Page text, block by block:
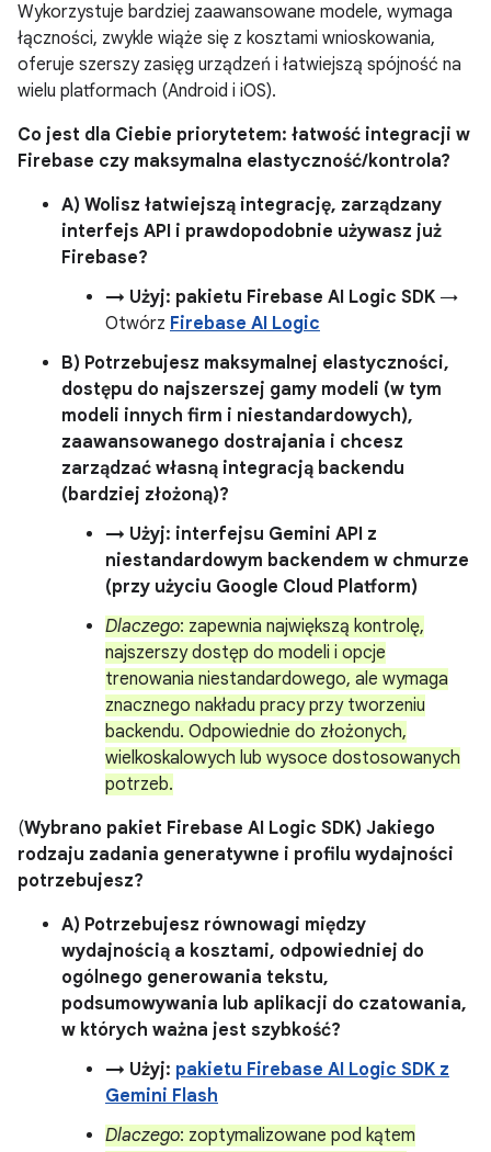
Wykorzystuje bardziej zaawansowane modele, wymaga
łączności, zwykle wiąże się z kosztami wnioskowania,
oferuje szerszy zasięg urządzeń i łatwiejszą spójność na
wielu platformach (Android i iOS).
Co jest dla Ciebie priorytetem: łatwość integracji w
Firebase czy maksymalna elastyczność/kontrola?
A) Wolisz łatwiejszą integrację, zarządzany
interfejs API i prawdopodobnie używasz już
Firebase?
→ Użyj: pakietu Firebase AI Logic SDK →
Otwórz Firebase AI Logic
B) Potrzebujesz maksymalnej elastyczności,
dostępu do najszerszej gamy modeli (w tym
modeli innych firm i niestandardowych),
zaawansowanego dostrajania i chcesz
zarządzać własną integracją backendu
(bardziej złożoną)?
→ Użyj: interfejsu Gemini API z
niestandardowym backendem w chmurze
(przy użyciu Google Cloud Platform)
Dlaczego: zapewnia największą kontrolę,
najszerszy dostęp do modeli i opcje
trenowania niestandardowego, ale wymaga
znacznego nakładu pracy przy tworzeniu
backendu. Odpowiednie do złożonych,
wielkoskalowych lub wysoce dostosowanych
potrzeb.
(Wybrano pakiet Firebase AI Logic SDK) Jakiego
rodzaju zadania generatywne i profilu wydajności
potrzebujesz?
A) Potrzebujesz równowagi między
wydajnością a kosztami, odpowiedniej do
ogólnego generowania tekstu,
podsumowywania lub aplikacji do czatowania,
w których ważna jest szybkość?
→ Użyj: pakietu Firebase AI Logic SDK z
Gemini Flash
Dlaczego: zoptymalizowane pod kątem